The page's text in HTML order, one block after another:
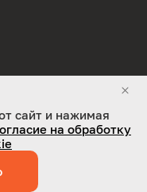
защищены 2026
сайт и нажимая
на обработку